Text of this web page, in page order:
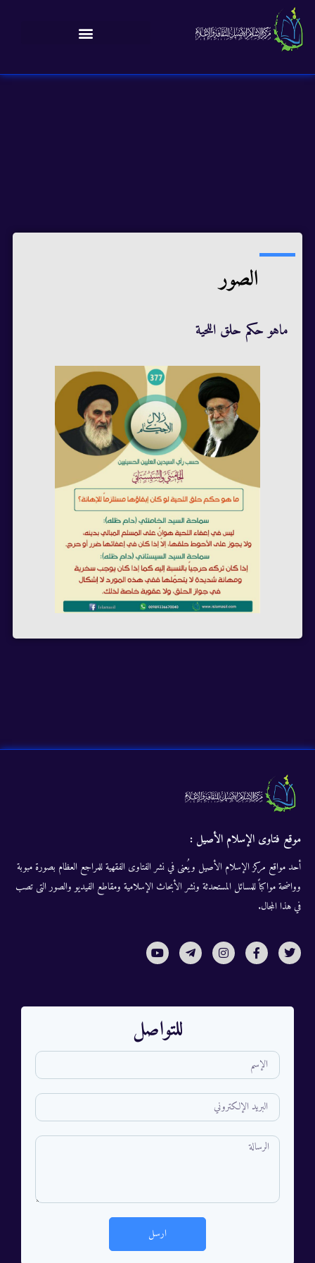
الصور
ماهو حكم حلق اللحية
موقع فتاوى الإسلام الأصيل :
أحد مواقع مركز الإسلام الأصيل ويُعنى في نشر الفتاوى الفقهية للمراجع العظام بصورة مبوبة
وواضحة مواكباً للمسائل المستحدثة ونشر الأبحاث الإسلامية ومقاطع الفيديو والصور التى تصب
في هذا المجال.
للتواصل
ارسل